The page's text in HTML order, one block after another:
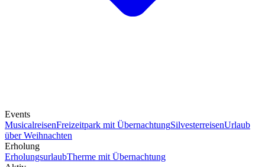
Events
MusicalreisenFreizeitpark mit ÜbernachtungSilvesterreisenUrlaub
über Weihnachten
Erholung
ErholungsurlaubTherme mit Übernachtung